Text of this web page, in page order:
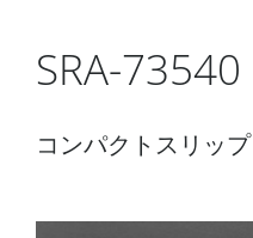
SRA-73540
コンパクトスリッ